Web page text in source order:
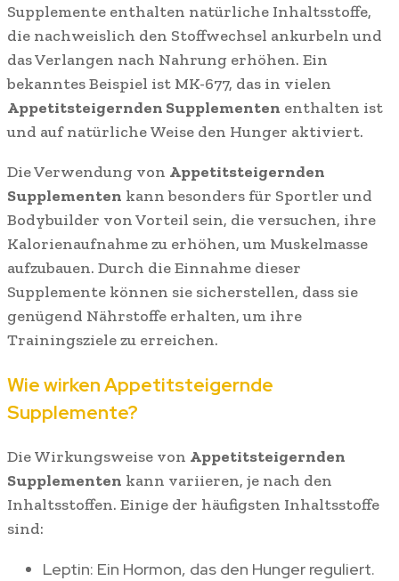
Supplemente enthalten natürliche Inhaltsstoffe,
die nachweislich den Stoffwechsel ankurbeln und
das Verlangen nach Nahrung erhöhen. Ein
bekanntes Beispiel ist MK-677, das in vielen
Appetitsteigernden Supplementen enthalten ist
und auf natürliche Weise den Hunger aktiviert.
Die Verwendung von Appetitsteigernden
Supplementen kann besonders für Sportler und
Bodybuilder von Vorteil sein, die versuchen, ihre
Kalorienaufnahme zu erhöhen, um Muskelmasse
aufzubauen. Durch die Einnahme dieser
Supplemente können sie sicherstellen, dass sie
genügend Nährstoffe erhalten, um ihre
Trainingsziele zu erreichen.
Wie wirken Appetitsteigernde
Supplemente?
Die Wirkungsweise von Appetitsteigernden
Supplementen kann variieren, je nach den
Inhaltsstoffen. Einige der häufigsten Inhaltsstoffe
sind:
Leptin: Ein Hormon, das den Hunger reguliert.